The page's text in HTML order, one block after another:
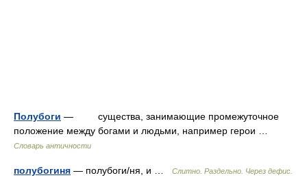
Полубоги — существа, занимающие промежуточное
положение между богами и людьми, например герои …
Словарь античности
полубогиня — полубоги/ня, и … Слитно. Раздельно. Через дефис.